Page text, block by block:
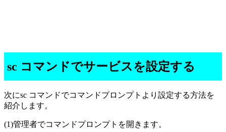
sc コマンドでサービスを設定する
次にsc コマンドでコマンドプロンプトより設定する方法を
紹介します。
(1)管理者でコマンドプロンプトを開きます。